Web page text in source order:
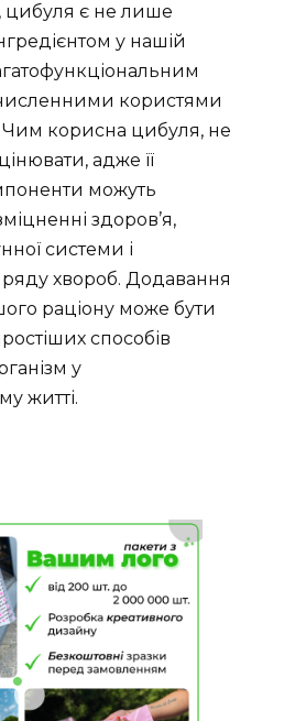
є не лише
у нашій
користями
Чим корисна цибуля, не
адже її
можуть
здоров’я,
системи і
ряду хвороб. Додавання
раціону може бути
способів
у
житті.